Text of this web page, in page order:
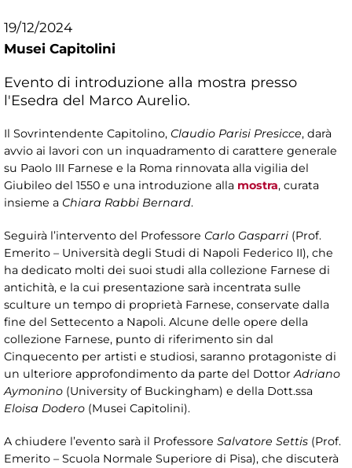
19/12/2024
Musei Capitolini
Evento di introduzione alla mostra presso
l'Esedra del Marco Aurelio.
Il Sovrintendente Capitolino, Claudio Parisi Presicce, darà
avvio ai lavori con un inquadramento di carattere generale
su Paolo III Farnese e la Roma rinnovata alla vigilia del
Giubileo del 1550 e una introduzione alla mostra, curata
insieme a Chiara Rabbi Bernard.
Seguirà l’intervento del Professore Carlo Gasparri (Prof.
Emerito – Università degli Studi di Napoli Federico II), che
ha dedicato molti dei suoi studi alla collezione Farnese di
antichità, e la cui presentazione sarà incentrata sulle
sculture un tempo di proprietà Farnese, conservate dalla
fine del Settecento a Napoli. Alcune delle opere della
collezione Farnese, punto di riferimento sin dal
Cinquecento per artisti e studiosi, saranno protagoniste di
un ulteriore approfondimento da parte del DottorAdriano
Aymonino (University of Buckingham) e della Dott.ssa
Eloisa Dodero (Musei Capitolini).
A chiudere l’evento sarà il Professore Salvatore Settis (Prof.
Emerito – Scuola Normale Superiore di Pisa), che discuterà